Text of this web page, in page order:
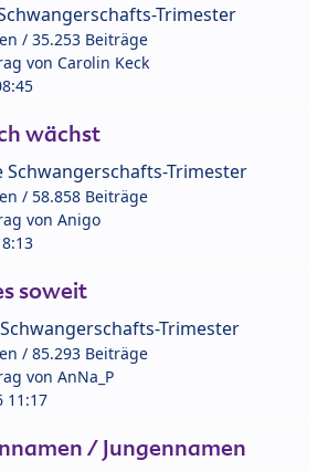
Trimester
/ 35.253 Beiträge
von Carolin Keck
wächst
Schwangerschafts-Trimester
/ 58.858 Beiträge
von Anigo
soweit
Trimester
/ 85.293 Beiträge
von AnNa_P
11:17
/ Jungennamen